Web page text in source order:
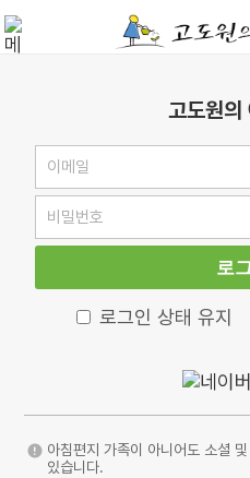
고도원의
로
로그인 상태 유지
아침편지 가족이 아니어도 소셜
있습니다.